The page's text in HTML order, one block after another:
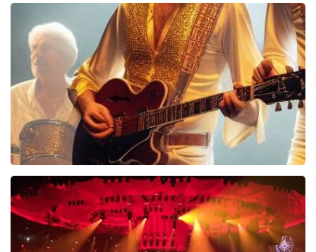
40 45 De Musical
2588+reviews
BEKIJKEN
Bee Gees Forever
845+reviews
BEKIJKEN